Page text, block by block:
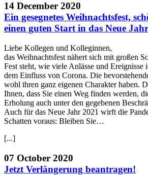
14 December 2020
Ein gesegnetes Weihnachtsfest,
einen guten Start in das Neue
Liebe Kollegen und Kolleginnen,
das Weihnachtsfest nähert sich mit großen
Fest steht, wie viele Anlässe und Ereignisse
dem Einfluss von Corona. Die
wohl ihren ganz eigenen Charakter haben.
Ihnen, dass Sie einen Weg finden werden,
Erholung auch unter den gegebenen
Auch für das Neue Jahr 2021 wirft die
Schatten voraus: Bleiben Sie…
[...]
07 October 2020
Jetzt Verlängerung beantragen!